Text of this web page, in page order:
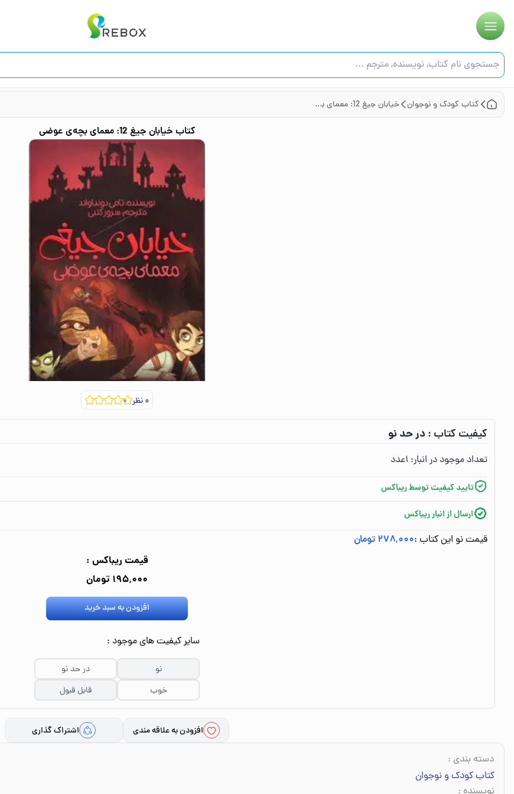
کتاب کودک و نوجوان خیابان جیغ 12: معمای بچه‌ی عوضی
کتاب خیابان جیغ 12: معمای بچه‌ی عوضی
۰نظر
کیفیت کتاب :‌در حد نو
تعداد موجود در انبار:‌ ۱عدد
تایید کیفیت توسط ریباکس
ارسال از انبار ریباکس
قیمت نو این کتاب :۲۷۸٬۰۰۰ تومان
قیمت ریباکس :
۱۹۵٬۰۰۰ تومان
افزودن به سبد خرید
سایر کیفیت های موجود :
نو
در حد نو
خوب
قابل قبول
افزودن به علاقه مندی اشتراک گذاری
دسته بندی :
کتاب کودک و نوجوان